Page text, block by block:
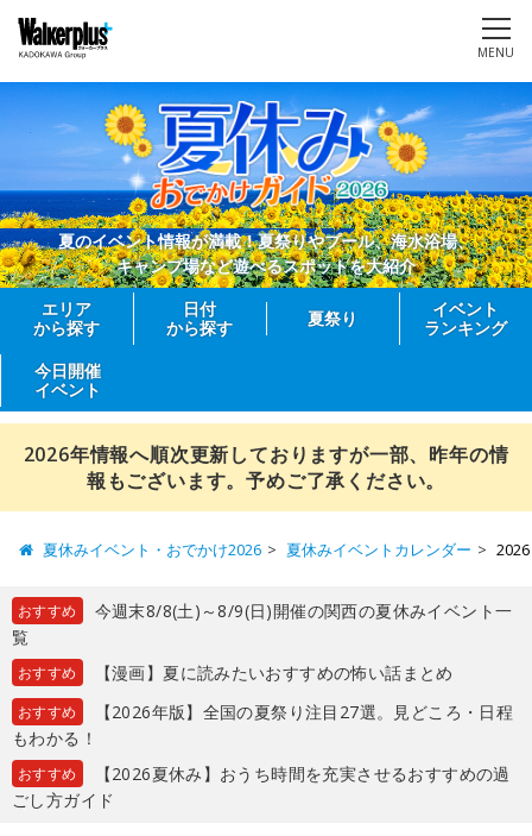
MENU
夏のイベント情報が満載！夏祭りやプール、海水浴場、
キャンプ場など遊べるスポットを大紹介
エリア
から探す
日付
から探す
夏祭り
イベント
ランキング
今日開催
イベント
2026年情報へ順次更新しておりますが一部、昨年の情
報もございます。予めご了承ください。
夏休みイベント・おでかけ2026 夏休みイベントカレンダー
おすすめ
今週末8/8(土)～8/9(日)開催の関西の夏休みイベント一
覧
おすすめ 【漫画】夏に読みたいおすすめの怖い話まとめ
おすすめ
【2026年版】全国の夏祭り注目27選。見どころ・日程
もわかる！
おすすめ
【2026夏休み】おうち時間を充実させるおすすめの過
ごし方ガイド